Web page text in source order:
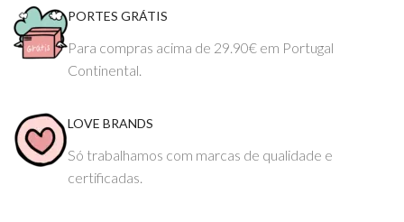
PORTES GRÁTIS
Para compras acima de 29.90€ em Portugal
Continental.
LOVE BRANDS
Só trabalhamos com marcas de qualidade e
certificadas.